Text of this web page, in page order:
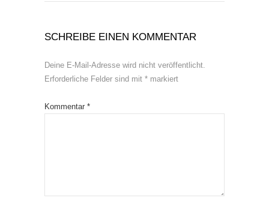
SCHREIBE EINEN KOMMENTAR
Deine E-Mail-Adresse wird nicht veröffentlicht.
Erforderliche Felder sind mit * markiert
Kommentar *